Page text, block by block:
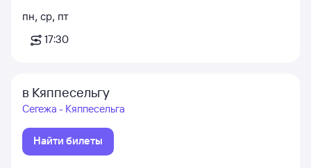
пн, ср, пт
17:30
в Кяппесельгу
Сегежа - Кяппесельга
Найти билеты